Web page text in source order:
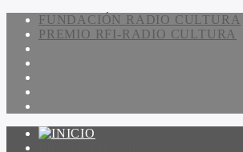
FUNDACIÓN RADIO CULTURA
PREMIO RFI-RADIO CULTURA